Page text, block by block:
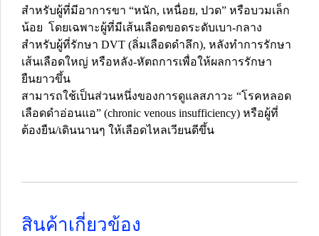
สำหรับผู้ที่มีอาการขา “หนัก, เหนื่อย, ปวด” หรือบวมเล็ก
น้อย โดยเฉพาะผู้ที่มีเส้นเลือดขอดระดับเบา-กลาง
สำหรับผู้ที่รักษา DVT (ลิ่มเลือดดำลึก), หลังทำการรักษา
เส้นเลือดใหญ่ หรือหลัง-หัตถการเพื่อให้ผลการรักษา
ยืนยาวขึ้น
สามารถใช้เป็นส่วนหนึ่งของการดูแลสภาวะ “โรคหลอด
เลือดดำอ่อนแอ” (chronic venous insufficiency) หรือผู้ที่
ต้องยืน/เดินนานๆ ให้เลือดไหลเวียนดีขึ้น
สินค้าเกี่ยวข้อง